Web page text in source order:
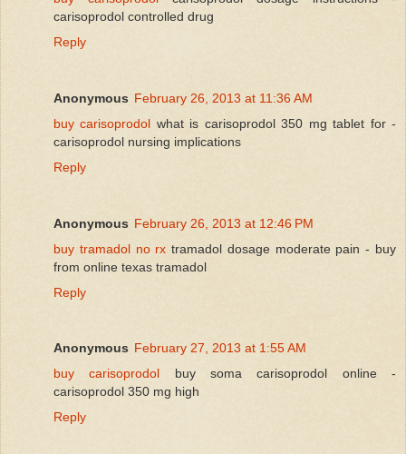
carisoprodol controlled drug
Reply
Anonymous February 26, 2013 at 11:36 AM
buy carisoprodol what is carisoprodol 350 mg tablet for -
carisoprodol nursing implications
Reply
Anonymous February 26, 2013 at 12:46 PM
buy tramadol no rx tramadol dosage moderate pain - buy
from online texas tramadol
Reply
Anonymous February 27, 2013 at 1:55 AM
buy carisoprodol buy soma carisoprodol online -
carisoprodol 350 mg high
Reply